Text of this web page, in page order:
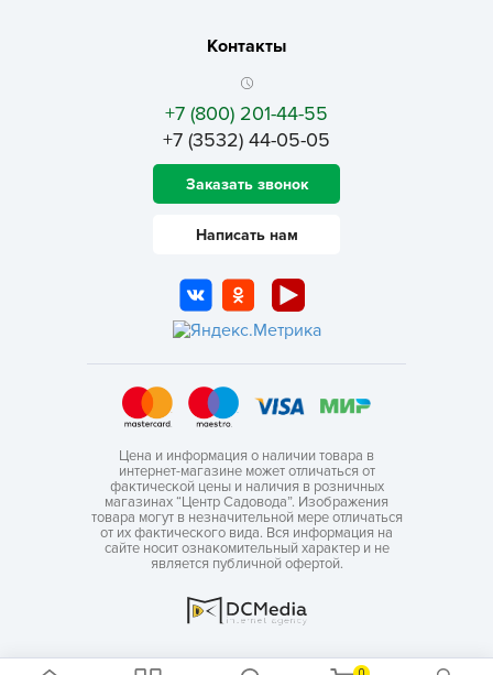
Контакты
+7 (800) 201-44-55
+7 (3532) 44-05-05
Заказать звонок
Написать нам
Цена и информация о наличии товара в
интернет-магазине может отличаться от
фактической цены и наличия в розничных
магазинах “Центр Садовода”. Изображения
товара могут в незначительной мере отличаться
от их фактического вида. Вся информация на
сайте носит ознакомительный характер и не
является публичной офертой.